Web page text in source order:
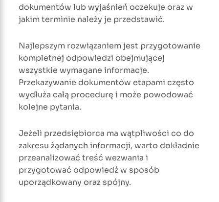
dokumentów lub wyjaśnień oczekuje oraz w
jakim terminie należy je przedstawić.
Najlepszym rozwiązaniem jest przygotowanie
kompletnej odpowiedzi obejmującej
wszystkie wymagane informacje.
Przekazywanie dokumentów etapami często
wydłuża całą procedurę i może powodować
kolejne pytania.
Jeżeli przedsiębiorca ma wątpliwości co do
zakresu żądanych informacji, warto dokładnie
przeanalizować treść wezwania i
przygotować odpowiedź w sposób
uporządkowany oraz spójny.